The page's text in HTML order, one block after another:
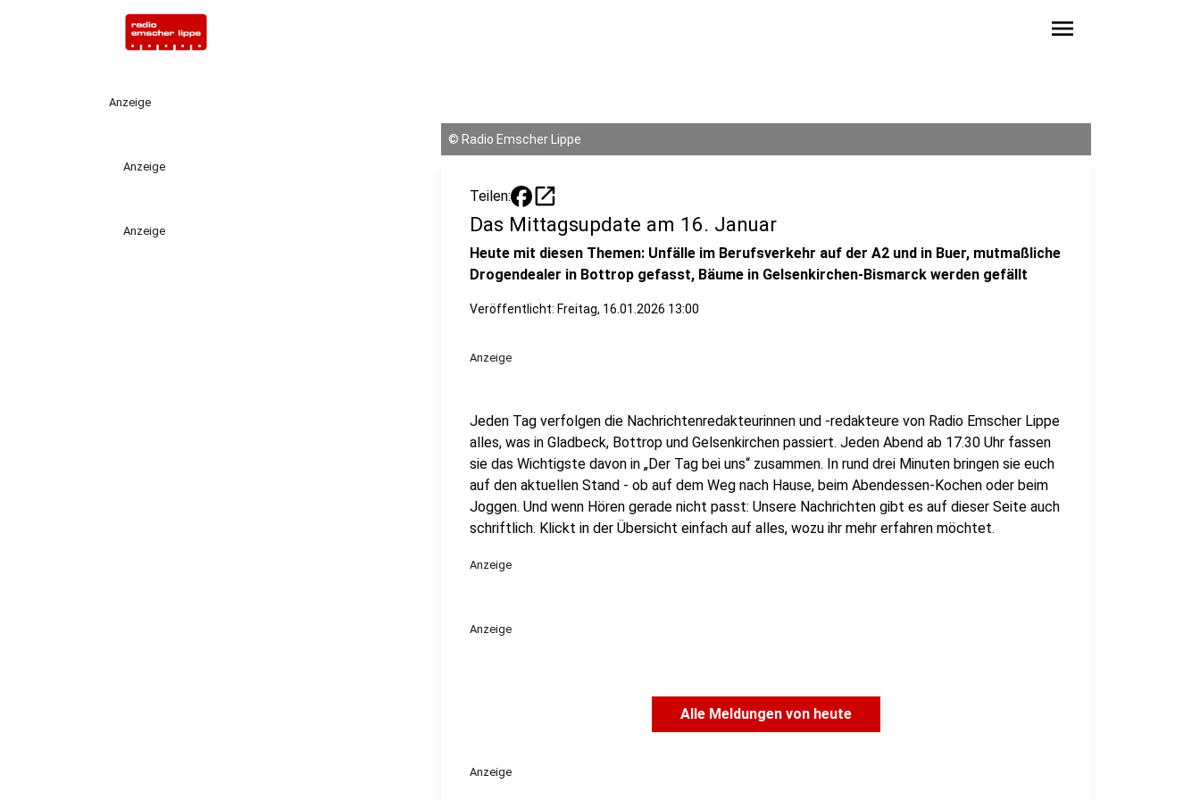
menu
Anzeige
Anzeige
Anzeige
© Radio Emscher Lippe
Teilen: open_in_new
Das Mittagsupdate am 16. Januar
Heute mit diesen Themen: Unfälle im Berufsverkehr auf der A2 und in Buer, mutmaßliche
Drogendealer in Bottrop gefasst, Bäume in Gelsenkirchen-Bismarck werden gefällt
Veröffentlicht: Freitag, 16.01.2026 13:00
Anzeige
Jeden Tag verfolgen die Nachrichtenredakteurinnen und -redakteure von Radio Emscher Lippe
alles, was in Gladbeck, Bottrop und Gelsenkirchen passiert. Jeden Abend ab 17.30 Uhr fassen
sie das Wichtigste davon in „Der Tag bei uns“ zusammen. In rund drei Minuten bringen sie euch
auf den aktuellen Stand - ob auf dem Weg nach Hause, beim Abendessen-Kochen oder beim
Joggen. Und wenn Hören gerade nicht passt: Unsere Nachrichten gibt es auf dieser Seite auch
schriftlich. Klickt in der Übersicht einfach auf alles, wozu ihr mehr erfahren möchtet.
Anzeige
Anzeige
Alle Meldungen von heute
Anzeige